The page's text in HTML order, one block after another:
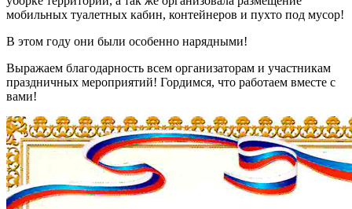
мобильных туалетных кабин, контейнеров и пухто под мусор!
В этом году они были особенно нарядными!
Выражаем благодарность всем организаторам и участникам
праздничных мероприятий! Гордимся, что работаем вместе с
вами!